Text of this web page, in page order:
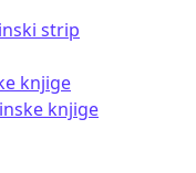
strip
knjige
knjige